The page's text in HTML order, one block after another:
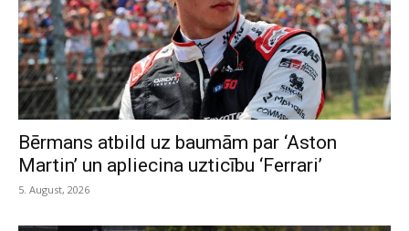
Bērmans atbild uz baumām par ‘Aston
Martin’ un apliecina uzticību ‘Ferrari’
5. August, 2026